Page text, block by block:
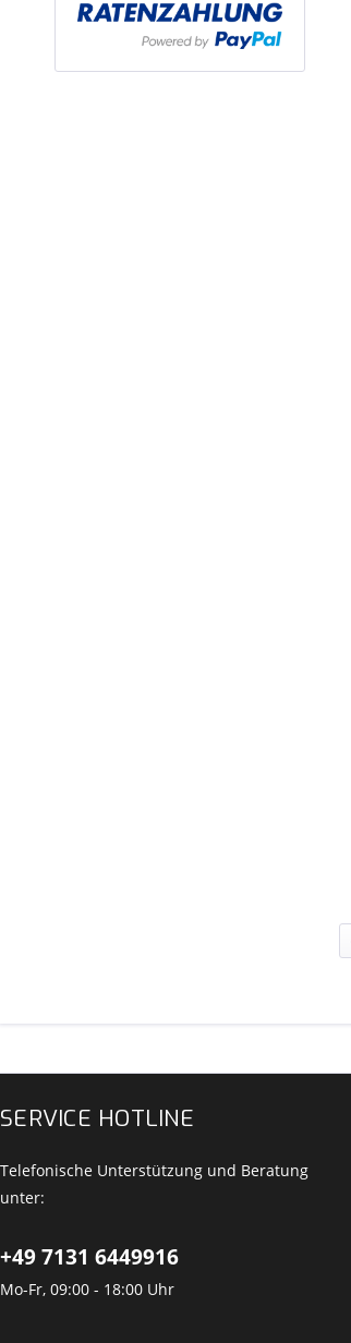
SERVICE HOTLINE
Telefonische Unterstützung und Beratung
unter:
+49 7131 6449916
Mo-Fr, 09:00 - 18:00 Uhr